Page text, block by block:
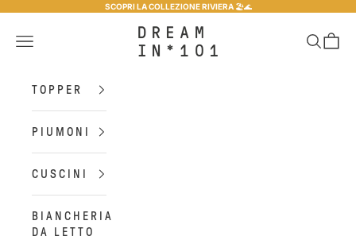
SCOPRI LA COLLEZIONE RIVIERA 🏖️​🌊​
Dreamin*101
Menù Cerca
TOPPER
PIUMONI
CUSCINI
BIANCHERIA
DA LETTO